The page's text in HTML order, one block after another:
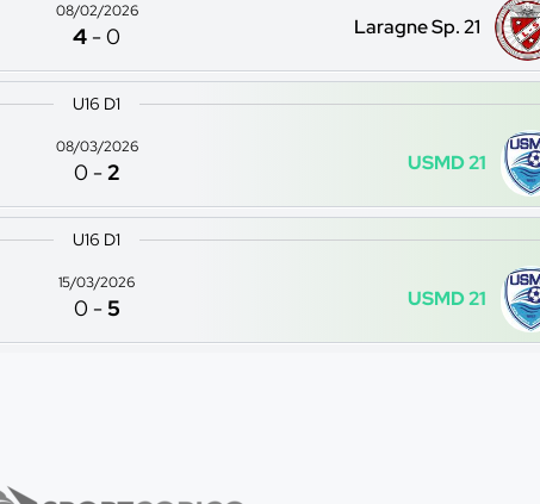
08/02/2026
4 -0 Laragne Sp. 21
U16 D1
08/03/2026
0 -2 USMD 21
U16 D1
15/03/2026
0 -5 USMD 21